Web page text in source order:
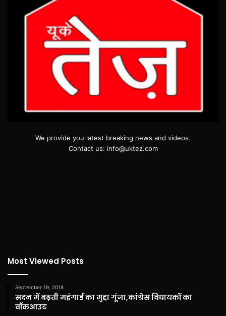
We provide you latest breaking news and videos.
Contact us: info@uktez.com
Most Viewed Posts
September 19, 2018
सदन में बढ़ती महंगाई का मुद्दा गूंजा,कांग्रेस विधायकों का
वॉकआउट